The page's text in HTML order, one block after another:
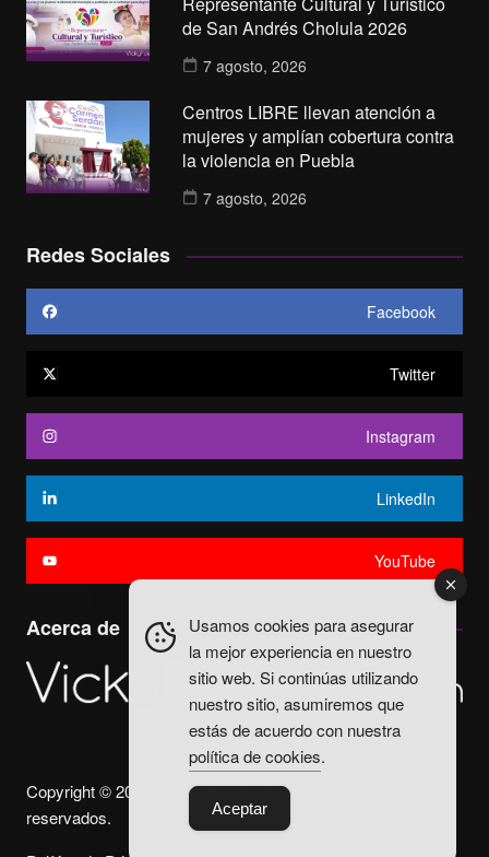
de San Andrés Cholula 2026
7 agosto, 2026
Centros LIBRE llevan atención a
mujeres y amplían cobertura contra
la violencia en Puebla
7 agosto, 2026
Redes Sociales
Facebook
Twitter
Instagram
LinkedIn
YouTube
Acerca de
Copyright © 2025. Vicky Fuentes Todos los derechos
reservados.
Usamos cookies para asegurar
la mejor experiencia en nuestro
sitio web. Si continúas utilizando
nuestro sitio, asumiremos que
estás de acuerdo con nuestra
política de cookies.
Aceptar